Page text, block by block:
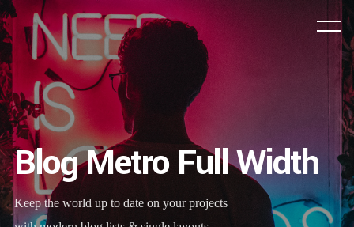
Blog Metro Full Width
Keep the world up to date on your projects